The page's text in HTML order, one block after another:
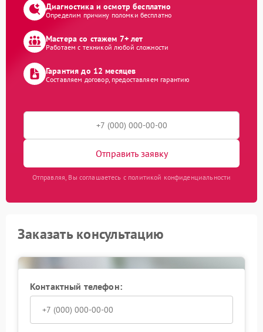
Диагностика и осмотр бесплатно
Определим причину поломки бесплатно
Мастера со стажем 7+ лет
Работаем с техникой любой сложности
Гарантия до 12 месяцев
Составляем договор, предоставляем гарантию
Отправить заявку
Отправляя, Вы соглашаетесь с политикой конфиденциальности
Заказать консультацию
Контактный телефон: